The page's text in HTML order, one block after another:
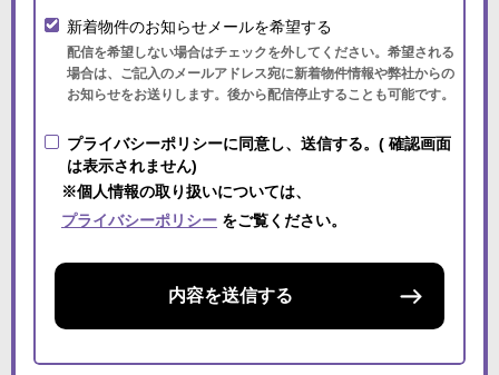
新着物件のお知らせメールを希望する
配信を希望しない場合はチェックを外してください。希望される
場合は、ご記入のメールアドレス宛に新着物件情報や弊社からの
お知らせをお送りします。後から配信停止することも可能です。
プライバシーポリシーに同意し、送信する。( 確認画面
は表示されません)
※個人情報の取り扱いについては、
プライバシーポリシー をご覧ください。
内容を送信する